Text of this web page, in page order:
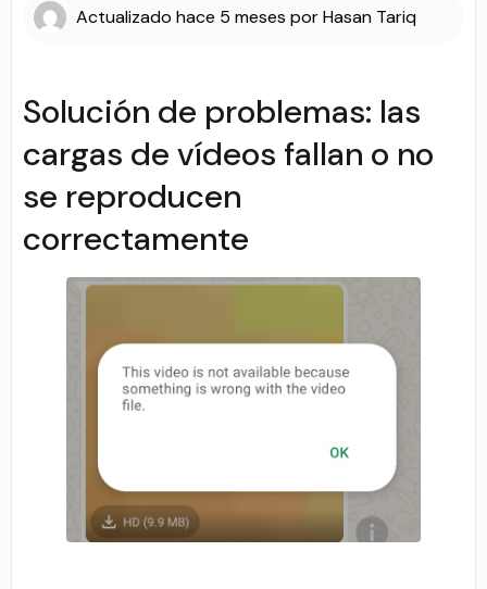
Actualizado hace 5 meses porHasan Tariq
Solución de problemas: las
cargas de vídeos fallan o no
se reproducen
correctamente